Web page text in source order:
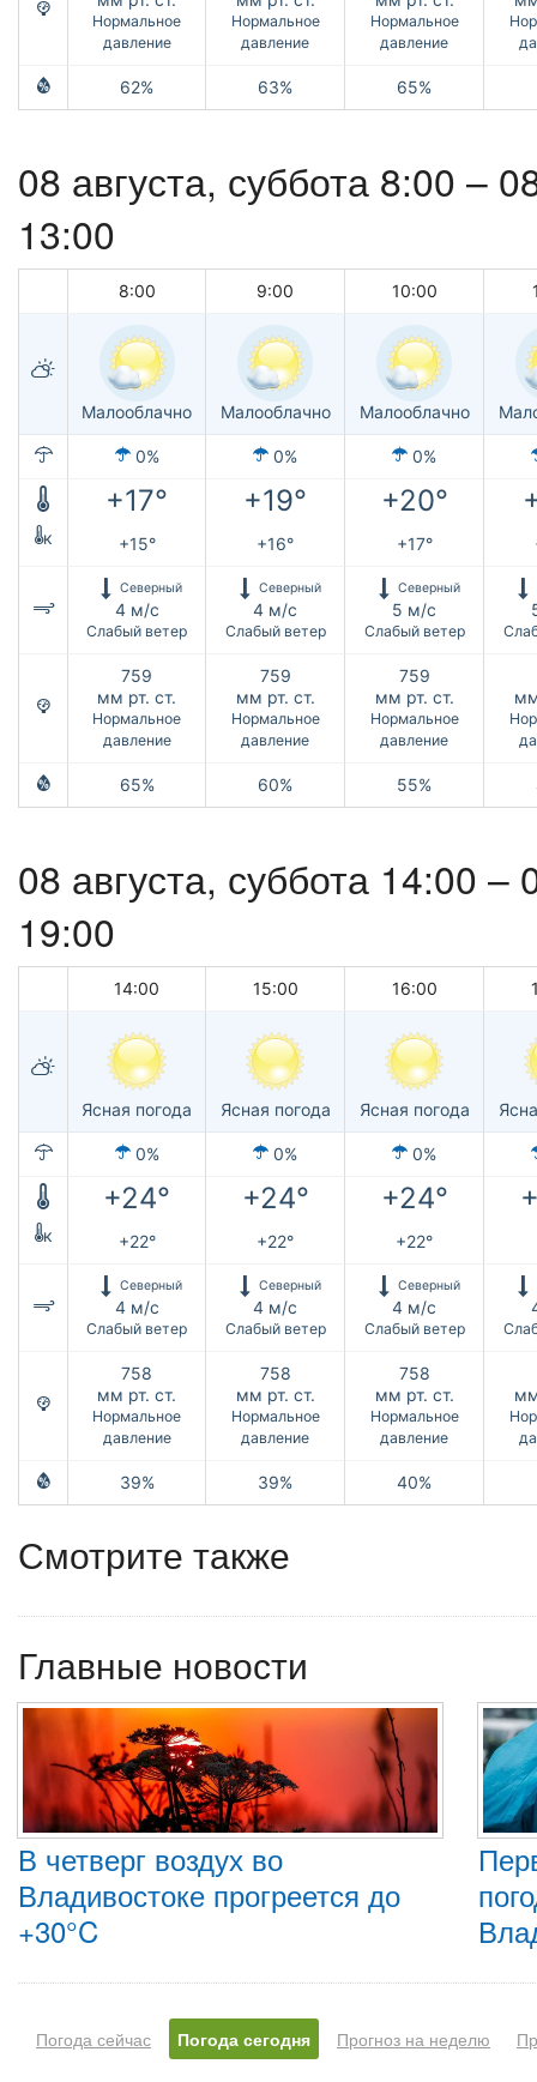
Нормальное
давление
Нормальное
давление
Нормальное
давление
62% 63% 65%
08 августа, суббота 8:00 –
13:00
8:00 9:00 10:00
Малооблачно Малооблачно Малооблачно
0% 0% 0%
+17° +19° +20°
к +15° +16° +17°
Северный
4 м/с
Слабый ветер
Северный
4 м/с
Слабый ветер
Северный
5 м/с
Слабый ветер
759
мм рт. ст.
Нормальное
давление
759
мм рт. ст.
Нормальное
давление
759
мм рт. ст.
Нормальное
давление
65% 60% 55%
08 августа, суббота 14:00 –
19:00
14:00 15:00 16:00
Ясная погода Ясная погода Ясная погода
0% 0% 0%
+24° +24° +24°
к +22° +22° +22°
Северный
4 м/с
Слабый ветер
Северный
4 м/с
Слабый ветер
Северный
4 м/с
Слабый ветер
758
мм рт. ст.
Нормальное
давление
758
мм рт. ст.
Нормальное
давление
758
мм рт. ст.
Нормальное
давление
39% 39% 40%
Смотрите также
Главные новости
В четверг воздух во
Владивостоке прогреется до
+30°C
Погода сейчас Погода сегодня Прогноз на неделю